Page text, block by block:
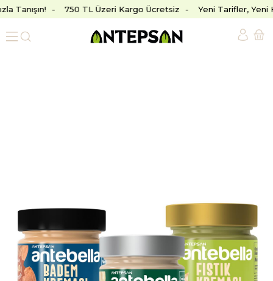
Tanışın! 750 TL Üzeri Kargo Ücretsiz Yeni Tarifler, Yeni